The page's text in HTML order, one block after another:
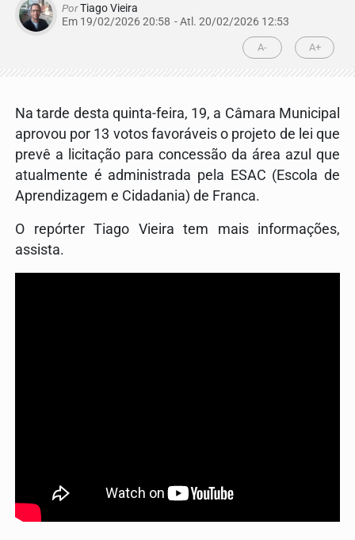
PorTiago Vieira
Em 19/02/2026 20:58 - Atl. 20/02/2026 12:53
A- A+
Na tarde desta quinta-feira, 19, a Câmara Municipal
aprovou por 13 votos favoráveis o projeto de lei que
prevê a licitação para concessão da área azul que
atualmente é administrada pela ESAC (Escola de
Aprendizagem e Cidadania) de Franca.
O repórter Tiago Vieira tem mais informações,
assista.